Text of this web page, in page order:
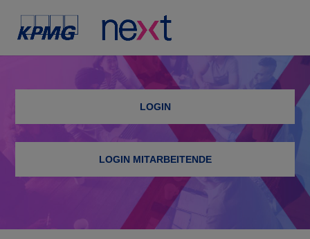
LOGIN
LOGIN MITARBEITENDE